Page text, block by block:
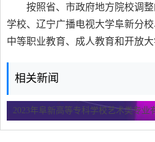
按照省、市政府地方院校调
学校、辽宁广播电视大学阜新分
中等职业教育、成人教育和开放
相关新闻
2023年阜新高等专科学校艺术类专业